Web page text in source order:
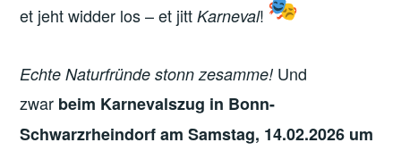
et jeht widder los – et jittKarneval!
Echte Naturfründestonn zesamme! Und
zwar beim Karnevalszug in Bonn-
Schwarzrheindorf am Samstag, 14.02.2026 um